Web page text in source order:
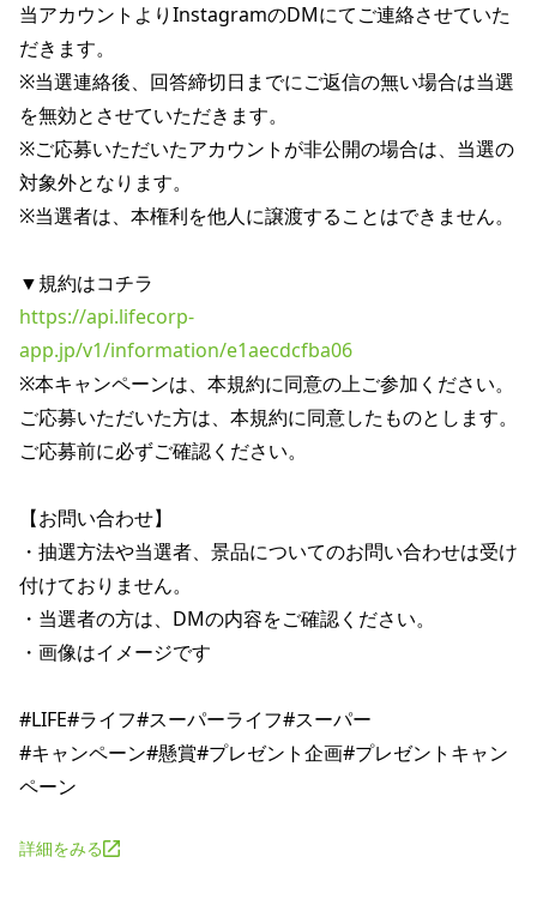
当アカウントよりInstagramのDMにてご連絡させていた
だきます。
※当選連絡後、回答締切日までにご返信の無い場合は当選
を無効とさせていただきます。
※ご応募いただいたアカウントが非公開の場合は、当選の
対象外となります。
※当選者は、本権利を他人に譲渡することはできません。
https://api.lifecorp-
app.jp/v1/information/e1aecdcfba06
※本キャンペーンは、本規約に同意の上ご参加ください。
ご応募いただいた方は、本規約に同意したものとします。
ご応募前に必ずご確認ください。
【お問い合わせ】
・抽選方法や当選者、景品についてのお問い合わせは受け
付けておりません。
・当選者の方は、DMの内容をご確認ください。
・画像はイメージです
#LIFE#ライフ#スーパーライフ#スーパー
#キャンペーン#懸賞#プレゼント企画#プレゼントキャン
詳細をみる